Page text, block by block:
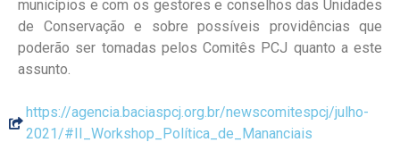
municípios e com os gestores e conselhos das Unidades
de Conservação e sobre possíveis providências que
poderão ser tomadas pelos Comitês PCJ quanto a este
assunto.
https://agencia.baciaspcj.org.br/newscomitespcj/julho-
2021/#II_Workshop_Política_de_Mananciais